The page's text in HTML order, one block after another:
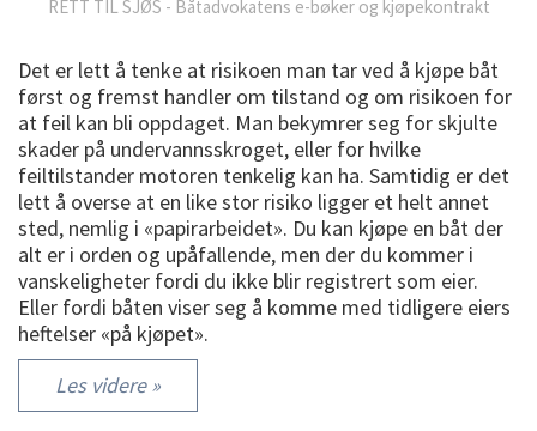
RETT TIL SJØS - Båtadvokatens e-bøker og kjøpekontrakt
Det er lett å tenke at risikoen man tar ved å kjøpe båt
først og fremst handler om tilstand og om risikoen for
at feil kan bli oppdaget. Man bekymrer seg for skjulte
skader på undervannsskroget, eller for hvilke
feiltilstander motoren tenkelig kan ha. Samtidig er det
lett å overse at en like stor risiko ligger et helt annet
sted, nemlig i «papirarbeidet». Du kan kjøpe en båt der
alt er i orden og upåfallende, men der du kommer i
vanskeligheter fordi du ikke blir registrert som eier.
Eller fordi båten viser seg å komme med tidligere eiers
heftelser «på kjøpet».
Les videre »